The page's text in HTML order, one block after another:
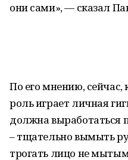
они сами», — сказал
По его мнению,
роль играет личная
должна выработаться
– тщательно вымыть
трогать лицо не